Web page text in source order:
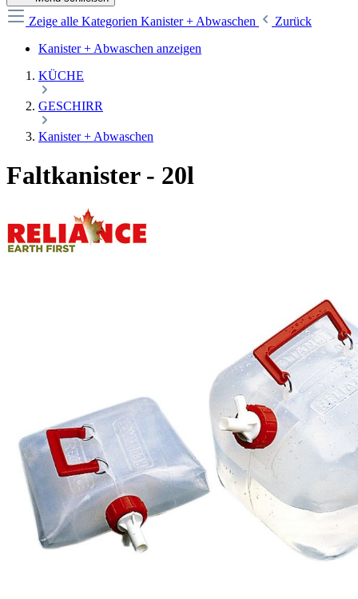
Zeige alle Kategorien Kanister + Abwaschen
Zurück
Kanister + Abwaschen anzeigen
KÜCHE
GESCHIRR
Kanister + Abwaschen
Faltkanister - 20l